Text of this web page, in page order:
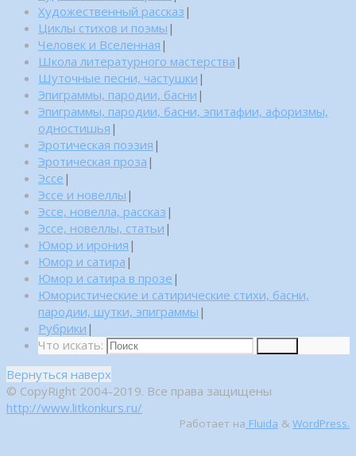
Художественный рассказ |
Циклы стихов и поэмы |
Человек и Вселенная |
Школа литературного мастерства |
Шуточные песни, частушки |
Эпиграммы, пародии, басни |
Эпиграммы, пародии, басни, эпитафии, афоризмы,
одностишья |
Эротическая поэзия |
Эротическая проза |
Эссе |
Эссе и новеллы |
Эссе, новелла, рассказ |
Эссе, новеллы, статьи |
Юмор и ирония |
Юмор и сатира |
Юмор и сатира в прозе |
Юмористические и сатирические стихи, басни,
пародии, шутки, эпиграммы |
Рубрики |
Что искать:
Вернуться наверх
© CopyRight 2004-2019. Все права защищены
http://www.litkonkurs.ru/
Работает на Fluida & WordPress.